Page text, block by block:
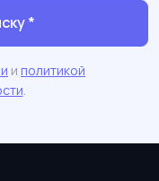
*
и политикой